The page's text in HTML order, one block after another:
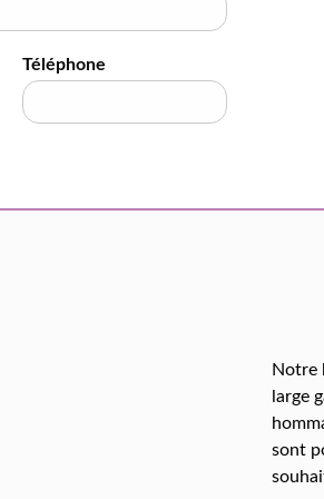
Téléphone
Notre
large
sont